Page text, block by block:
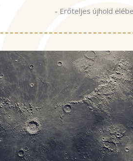
- Erőteljes újhold